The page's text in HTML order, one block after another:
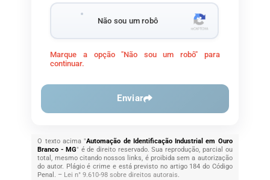
Não sou um robô
Marque a opção "Não sou um robô" para
continuar.
Enviar
O texto acima "Automação de Identificação Industrial em Ouro
Branco - MG" é de direito reservado. Sua reprodução, parcial ou
total, mesmo citando nossos links, é proibida sem a autorização
do autor. Plágio é crime e está previsto no artigo 184 do Código
Penal. – Lei n° 9.610-98 sobre direitos autorais.